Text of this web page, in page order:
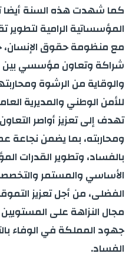
كما شهدت هذه السنة أيضا
المؤسساتية الرامية لتطوير
مع منظومة حقوق الإنسان،
شراكة وتعاون مؤسسي بين
والوقاية من الرشوة
للأمن الوطني والمديرية
تهدف إلى تعزيز أواصر
ومحاربته، بما يضمن نجاعة
بالفساد، وتطوير القدرات
الأساسي والمستمر
الفضلى، من أجل تعزيز
مجال النزاهة على
جهود المملكة في الوفاء
الفساد.